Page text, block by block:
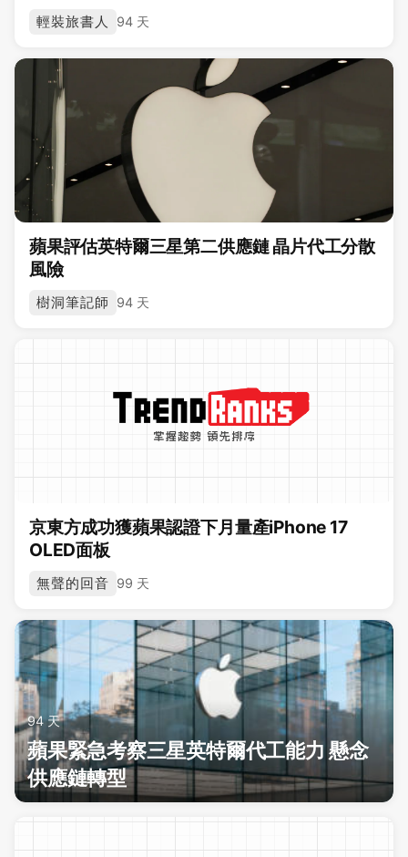
輕裝旅書人 94 天
蘋果評估英特爾三星第二供應鏈 晶片代工分散
風險
樹洞筆記師 94 天
京東方成功獲蘋果認證下月量產iPhone 17
OLED面板
無聲的回音 99 天
94 天
蘋果緊急考察三星英特爾代工能力 懸念
供應鏈轉型